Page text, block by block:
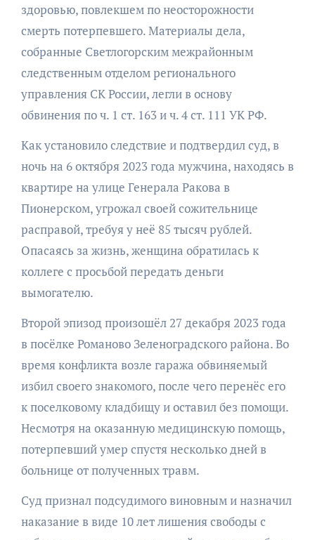
здоровью, повлекшем по неосторожности
смерть потерпевшего. Материалы дела,
собранные Светлогорским межрайонным
следственным отделом регионального
управления СК России, легли в основу
обвинения по ч. 1 ст. 163 и ч. 4 ст. 111 УК РФ.
Как установило следствие и подтвердил суд, в
ночь на 6 октября 2023 года мужчина, находясь в
квартире на улице Генерала Ракова в
Пионерском, угрожал своей сожительнице
расправой, требуя у неё 85 тысяч рублей.
Опасаясь за жизнь, женщина обратилась к
коллеге с просьбой передать деньги
вымогателю.
Второй эпизод произошёл 27 декабря 2023 года
в посёлке Романово Зеленоградского района. Во
время конфликта возле гаража обвиняемый
избил своего знакомого, после чего перенёс его
к поселковому кладбищу и оставил без помощи.
Несмотря на оказанную медицинскую помощь,
потерпевший умер спустя несколько дней в
больнице от полученных травм.
Суд признал подсудимого виновным и назначил
наказание в виде 10 лет лишения свободы с